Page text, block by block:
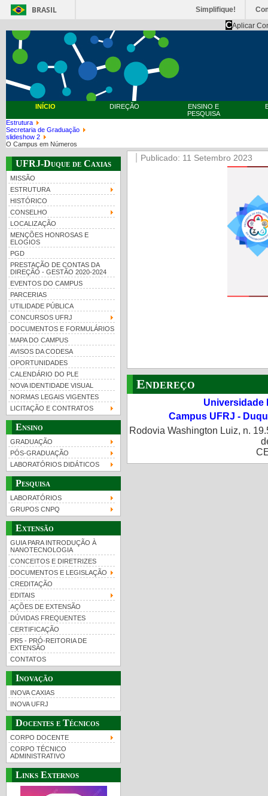
BRASIL Simplifique!
CAplicar
INÍCIO DIREÇÃO
ENSINO E
PESQUISA
Estrutura
Secretaria de Graduação
slideshow 2
O Campus em Números
UFRJ-Duque de Caxias
MISSÃO
ESTRUTURA
HISTÓRICO
CONSELHO
LOCALIZAÇÃO
MENÇÕES HONROSAS E
ELOGIOS
PGD
PRESTAÇÃO DE CONTAS DA
DIREÇÃO - GESTÃO 2020-2024
EVENTOS DO CAMPUS
PARCERIAS
UTILIDADE PÚBLICA
CONCURSOS UFRJ
DOCUMENTOS E FORMULÁRIOS
MAPA DO CAMPUS
AVISOS DA CODESA
OPORTUNIDADES
CALENDÁRIO DO PLE
NOVA IDENTIDADE VISUAL
NORMAS LEGAIS VIGENTES
LICITAÇÃO E CONTRATOS
Ensino
GRADUAÇÃO
PÓS-GRADUAÇÃO
LABORATÓRIOS DIDÁTICOS
Pesquisa
LABORATÓRIOS
GRUPOS CNPQ
Extensão
GUIA PARA INTRODUÇÃO À
NANOTECNOLOGIA
CONCEITOS E DIRETRIZES
DOCUMENTOS E LEGISLAÇÃO
CREDITAÇÃO
EDITAIS
AÇÕES DE EXTENSÃO
DÚVIDAS FREQUENTES
CERTIFICAÇÃO
PR5 - PRÓ-REITORIA DE
EXTENSÃO
CONTATOS
Inovação
INOVA CAXIAS
INOVA UFRJ
Docentes e Técnicos
CORPO DOCENTE
CORPO TÉCNICO
ADMINISTRATIVO
Links Externos
Publicado: 11 Setembro 2023
Endereço
Universidade
Campus UFRJ -
Rodovia Washington Luiz, n.
UFRJ 100 anos